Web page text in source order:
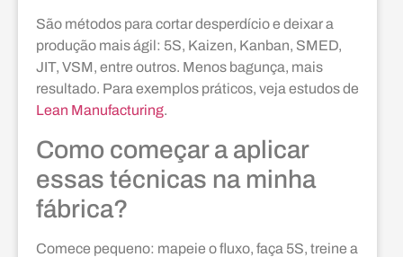
São métodos para cortar desperdício e deixar a
produção mais ágil: 5S, Kaizen, Kanban, SMED,
JIT, VSM, entre outros. Menos bagunça, mais
resultado. Para exemplos práticos, veja estudos de
Lean Manufacturing.
Como começar a aplicar
essas técnicas na minha
fábrica?
Comece pequeno: mapeie o fluxo, faça 5S, treine a